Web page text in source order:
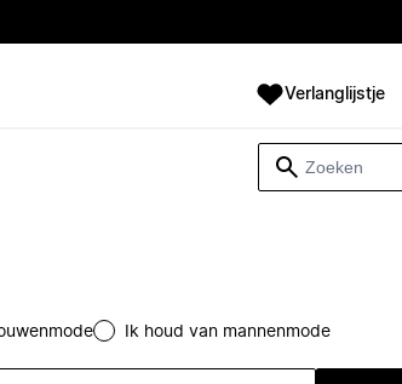
Verlanglijstje
Ik houd van mannenmode